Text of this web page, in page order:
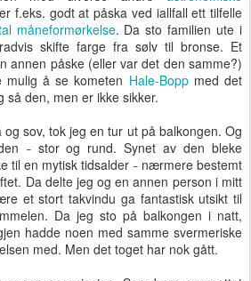
f.eks. godt at påska ved iallfall ett tilfelle
måneformørkelse. Da sto familien ute i
skifte farge fra sølv til bronse. Et
annen påske (eller var det den samme?)
å se kometen Hale-Boppmed det
så den, men er ikke sikker.
sov, tok jeg en tur ut på balkongen. Og
–stor og rund. Synet av den bleke
til en mytisk tidsalder – nærmere bestemt
Da delte jeg og en annen person i mitt
et stort takvindu ga fantastisk utsikt til
Da jeg sto på balkongen i natt,
hadde noen med samme svermeriske
med. Men det toget har nok gått.